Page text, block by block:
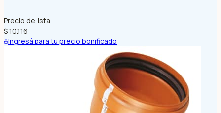
Precio de lista
$ 10.116
Ingresá para tu precio bonificado